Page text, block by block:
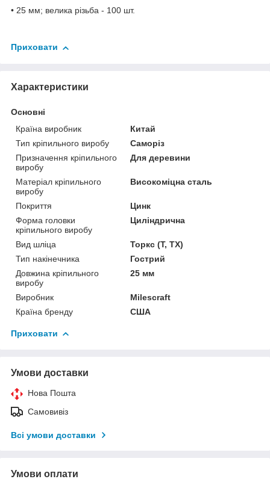
• 25 мм; велика різьба - 100 шт.
Приховати
Характеристики
Основні
Країна виробник
Китай
Тип кріпильного виробу
Саморіз
Призначення кріпильного
виробу
Для деревини
Матеріал кріпильного
виробу
Високоміцна сталь
Покриття
Цинк
Форма головки
кріпильного виробу
Циліндрична
Вид шліца
Торкс (T, TX)
Тип накінечника
Гострий
Довжина кріпильного
виробу
25 мм
Виробник
Milescraft
Країна бренду
США
Приховати
Умови доставки
Нова Пошта
Самовивіз
Всі умови доставки
Умови оплати